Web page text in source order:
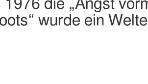
1976 die „Angst
wurde ein